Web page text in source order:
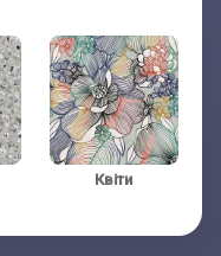
Квіти